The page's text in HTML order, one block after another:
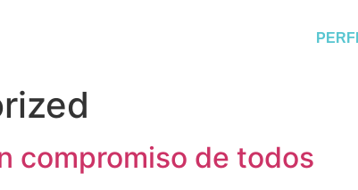
compromiso de todos